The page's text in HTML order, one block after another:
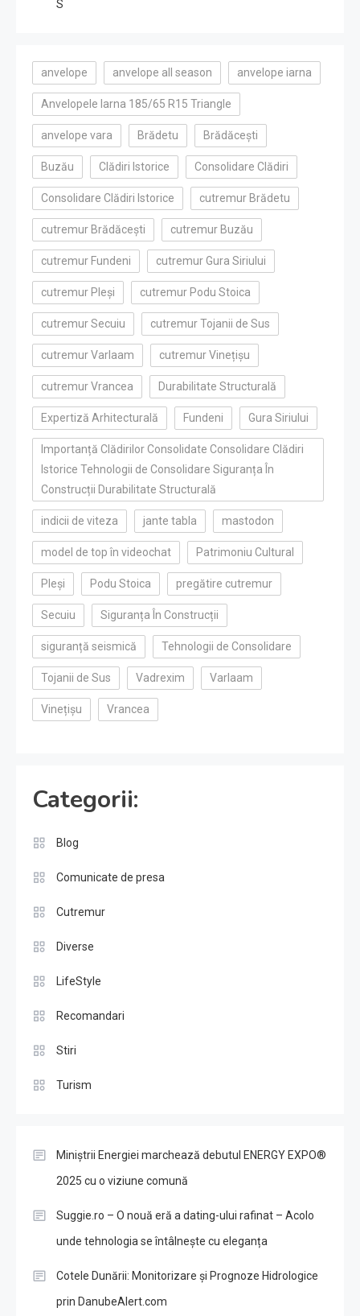
S
anvelope anvelope all season anvelope iarna
Anvelopele Iarna 185/65 R15 Triangle
anvelope vara Brădetu Brădăcești
Buzău Clădiri Istorice Consolidare Clădiri
Consolidare Clădiri Istorice cutremur Brădetu
cutremur Brădăcești cutremur Buzău
cutremur Fundeni cutremur Gura Siriului
cutremur Pleși cutremur Podu Stoica
cutremur Secuiu cutremur Tojanii de Sus
cutremur Varlaam cutremur Vinețișu
cutremur Vrancea Durabilitate Structurală
Expertiză Arhitecturală Fundeni Gura Siriului
Importanță Clădirilor Consolidate Consolidare Clădiri
Istorice Tehnologii de Consolidare Siguranța În
Construcții Durabilitate Structurală
indicii de viteza jante tabla mastodon
model de top în videochat Patrimoniu Cultural
Pleși Podu Stoica pregătire cutremur
Secuiu Siguranța În Construcții
siguranță seismică Tehnologii de Consolidare
Tojanii de Sus Vadrexim Varlaam
Vinețișu Vrancea
Categorii:
Blog
Comunicate de presa
Cutremur
Diverse
LifeStyle
Recomandari
Stiri
Turism
Miniștrii Energiei marchează debutul ENERGY EXPO®
2025 cu o viziune comună
Suggie.ro – O nouă eră a dating-ului rafinat – Acolo
unde tehnologia se întâlnește cu eleganța
Cotele Dunării: Monitorizare și Prognoze Hidrologice
prin DanubeAlert.com